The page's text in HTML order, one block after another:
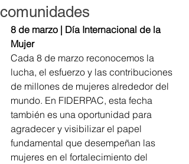
comunidades
8 de marzo | Día Internacional de la
Mujer
Cada 8 de marzo reconocemos la
lucha, el esfuerzo y las contribuciones
de millones de mujeres alrededor del
mundo. En FIDERPAC, esta fecha
también es una oportunidad para
agradecer y visibilizar el papel
fundamental que desempeñan las
mujeres en el fortalecimiento del